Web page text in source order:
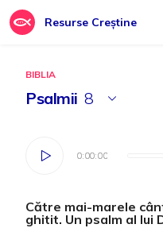
Resurse Creștine
BIBLIA
Psalmii 8
0:00:00
0:00:00
Către mai-marele
ghitit. Un psalm al lui